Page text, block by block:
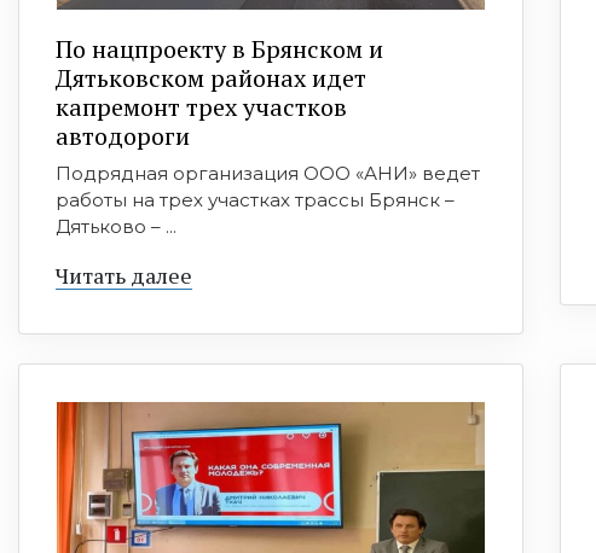
По нацпроекту в Брянском и
Дятьковском районах идет
капремонт трех участков
автодороги
Подрядная организация ООО «АНИ» ведет
работы на трех участках трассы Брянск –
Дятьково – ...
Читать далее